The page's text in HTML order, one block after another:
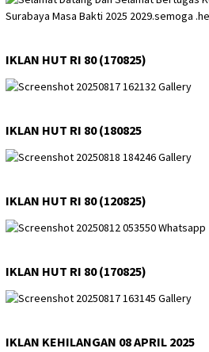
IKLAN HUT RI 80 (170825)
IKLAN HUT RI 80 (180825
IKLAN HUT RI 80 (120825)
IKLAN HUT RI 80 (170825)
IKLAN KEHILANGAN 08 APRIL 2025